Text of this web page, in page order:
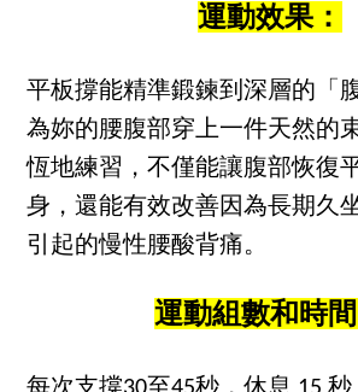
運動效果：
平板撐能精準鍛鍊到深層的「
為妳的腰腹部穿上一件天然的
恆地練習，不僅能讓腹部恢復
身，還能有效改善因為長期久
引起的慢性腰酸背痛。
運動組數和時間